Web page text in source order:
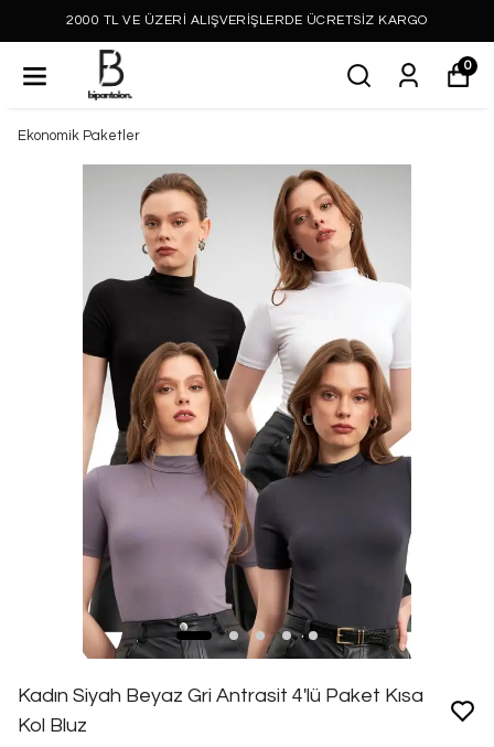
2000 TL VE ÜZERİ ALIŞVERİŞLERDE ÜCRETSİZ KARGO
0
Ekonomik Paketler
Kadın Siyah Beyaz Gri Antrasit 4'lü Paket Kısa
Kol Bluz